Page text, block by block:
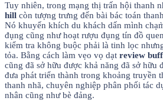
Tuy nhiên, trong mạng thị trấn hội thanh
hill còn tượng trưng đến bài bác toán
Nó khuyến khích du khách dấn mình
đụng cũng như hoạt rượu đụng tín đồ
kiểm tra không buộc phải là tinh lọc
tỏa. Bằng cách làm vẹo vọ dạt review
cũng đã sở hữu được khả năng đã sở hữu
đưa phát triển thành trong khoảng truyền
thanh nhã, chuyên nghiệp phân phối tác
nhân cũng như bè đảng.